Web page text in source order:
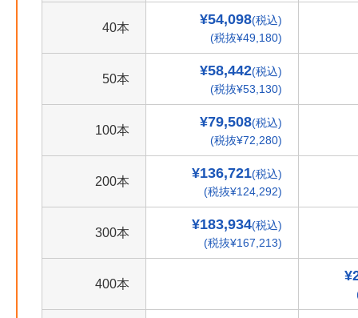
40本
¥54,098(税込)
(税抜¥49,180)
50本
¥58,442(税込)
(税抜¥53,130)
100本
¥79,508(税込)
(税抜¥72,280)
200本
¥136,721(税込)
(税抜¥124,292)
300本
¥183,934(税込)
(税抜¥167,213)
400本